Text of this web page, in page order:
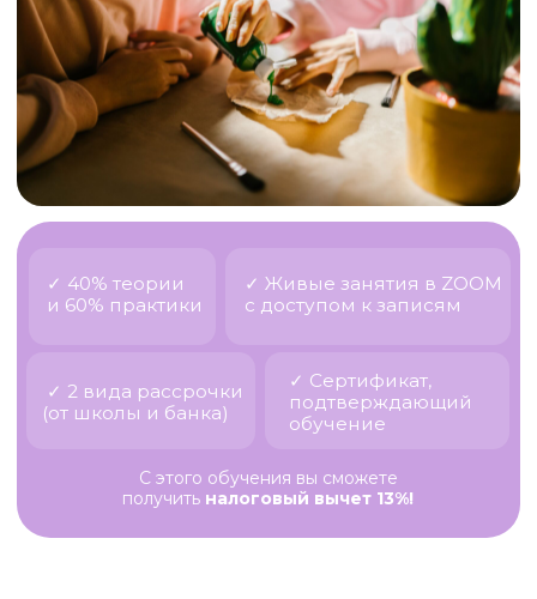
По окончании курса вы
терапии":
выполнения обязательных д.з. 44
ак.ч.
✓ 40% теории
и 60% практики
✓ 2 вида рассрочки
(от школы и банка)
✓ Сертификат,
подтверждающий
обучение
✓ Живые занятия в ZOOM
с доступом к записям
С этого обучения вы сможете
налоговый вычет 13%!
Для кого
этот курс
Если вы педагог, который
видит, что стандартные
этот курс даст инструменты,
которые работают.
расширить клиентскую базу—